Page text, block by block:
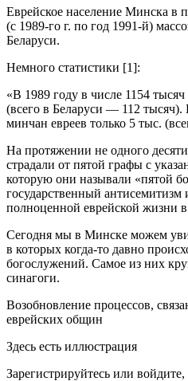
Еврейское население Минска в
(с 1989-го г. по год 1991-й)
Беларуси.
Немного статистики [1]:
«В 1989 году в числе 1154
(всего в Беларуси — 112 тысяч).
минчан евреев только 5 тыс.
На протяжении не одного
страдали от пятой графы с
которую они называли «пятой
государственный антисемитизм
полноценной еврейской жизни в
Сегодня мы в Минске можем
в которых когда-то давно
богослужений. Самое из них
синагоги.
Возобновление процессов,
еврейских общин
Здесь есть иллюстрация
Зарегистрируйтесь или